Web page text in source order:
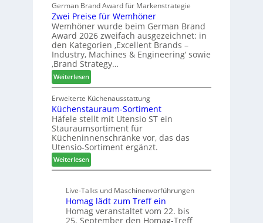
t
Z
u
k
u
n
f
t
s
t
F
ü
h
r
u
n
g
a
n
v
e
d
i
u
n
d
H
u
b
t
e
x
s
t
e
e
n
a
German Brand Award für Markenstrategie
Zwei Preise für Wemhöner
Wemhöner wurde beim German Brand
Award 2026 zweifach ausgezeichnet: in
den Kategorien ‚Excellent Brands –
Industry, Machines & Engineering‘ sowie
‚Brand Strategy…
Weiterlesen:
Z
w
e
i
P
r
e
i
s
f
ü
r
Erweiterte Küchenausstattung
Küchenstauraum-Sortiment
Häfele stellt mit Utensio ST ein
Stauraumsortiment für
Kücheninnenschränke vor, das das
Utensio-Sortiment ergänzt.
Weiterlesen:
K
c
h
e
Live-Talks und Maschinenvorführungen
Homag lädt zum Treff ein
Homag veranstaltet vom 22. bis
25. September den Homag-Treff